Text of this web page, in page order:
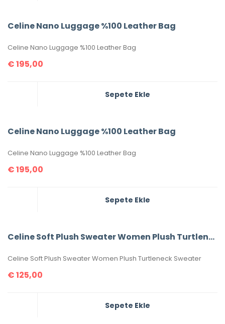
Celine Nano Luggage %100 Leather Bag
Celine Nano Luggage %100 Leather Bag
€195,00
Sepete Ekle
Celine Nano Luggage %100 Leather Bag
Celine Nano Luggage %100 Leather Bag
€195,00
Sepete Ekle
Celine Soft Plush Sweater Women Plush Turtleneck Sweater
Celine Soft Plush Sweater Women Plush Turtleneck Sweater
€125,00
Sepete Ekle